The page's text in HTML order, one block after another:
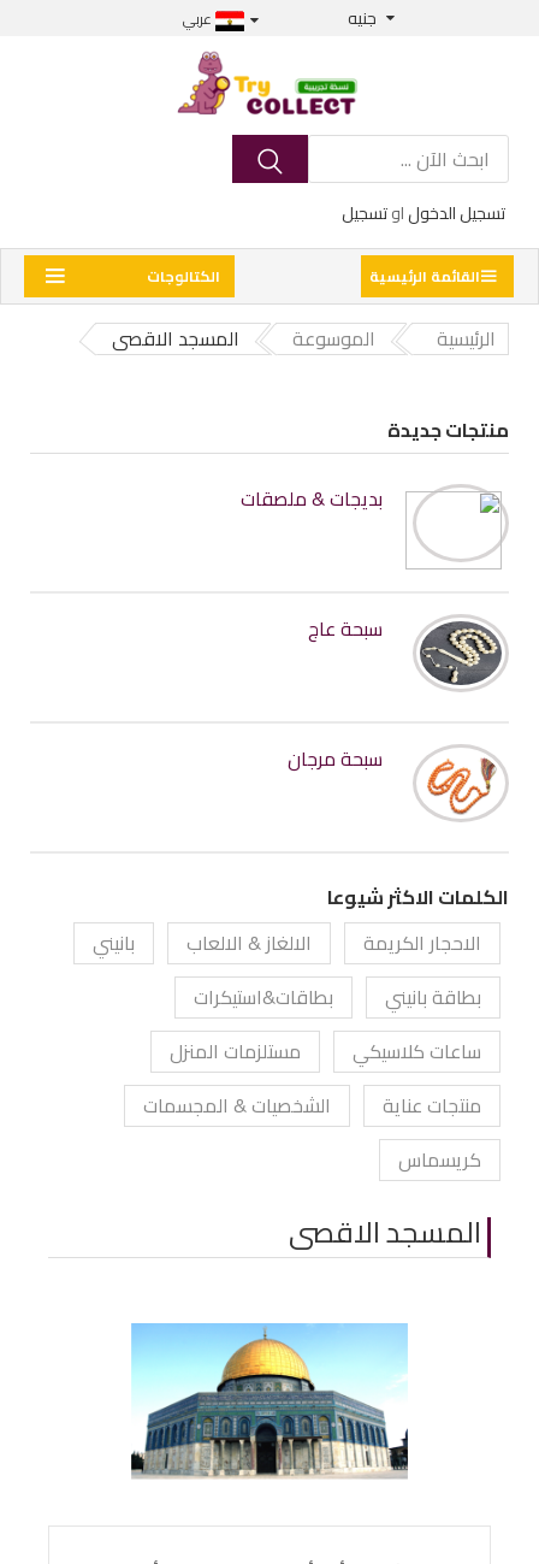
جنيه عربي
تسجيل الدخولاوتسجيل
الكتالوجات القائمة الرئيسية
الرئيسية الموسوعة المسجد الاقصى
منتجات جديدة
بديجات & ملصقات
سبحة عاج
سبحة مرجان
الكلمات الاكثر شيوعا
الاحجار الكريمة
الالغاز & الالعاب
بانيني
بطاقة بانيني
بطاقات&استيكرات
ساعات كلاسيكي
مستلزمات المنزل
منتجات عناية
الشخصيات & المجسمات
كريسماس
المسجد الاقصى